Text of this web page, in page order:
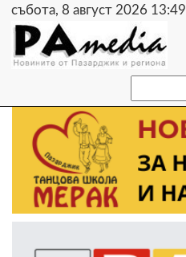
събота, 8 август 2026 13:49